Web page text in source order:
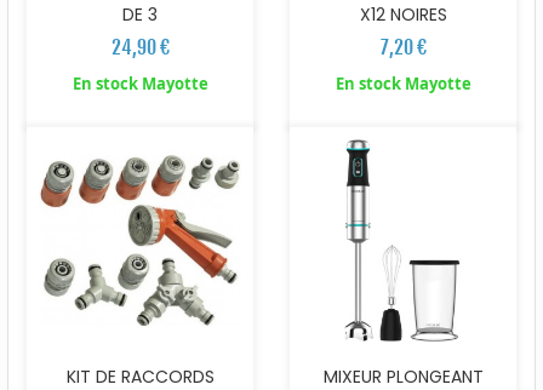
DE 3
24,90 €
En stock Mayotte
X12 NOIRES
7,20 €
En stock Mayotte
KIT DE RACCORDS
MIXEUR PLONGEANT